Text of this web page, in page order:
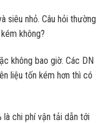
siêu nhỏ. Câu hỏi thường
không?
không bao giờ. Các DN
liệu tốn kém hơn thì có
chi phí vận tải dẫn tới